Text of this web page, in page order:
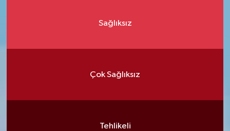
Sağlıksız
Çok Sağlıksız
Tehlikeli